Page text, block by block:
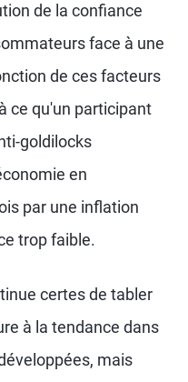
de la confiance
face à une
de ces facteurs
ce qu'un participant
goldilocks
en
par une inflation
trop faible.
certes de tabler
à la tendance dans
mais